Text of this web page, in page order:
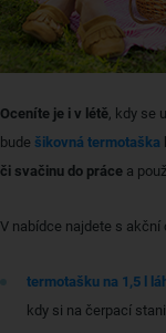
Oceníte je i v létě , kdy
bude šikovná termotaška
či svačinu do práce a
V nabídce najdete s akční
termotašku na 1,5 l
kdy si na čerpací